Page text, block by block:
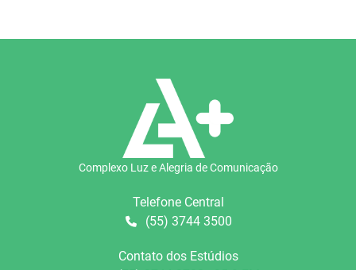
Complexo Luz e Alegria de Comunicação
Telefone Central
(55) 3744 3500
Contato dos Estúdios